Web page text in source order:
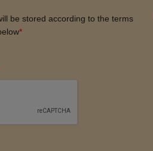
be stored according to the terms
*